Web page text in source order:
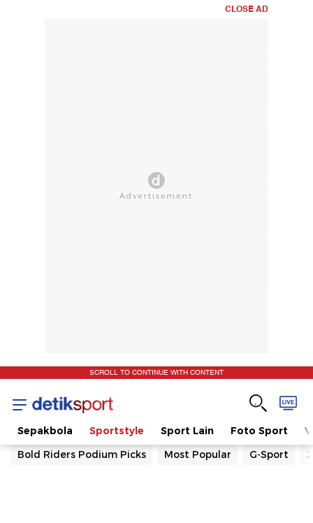
CLOSE AD
SCROLL TO CONTINUE WITH CONTENT
Sepakbola Sportstyle Sport Lain Foto Sport
Bold Riders Podium Picks
Most Popular G-Sport